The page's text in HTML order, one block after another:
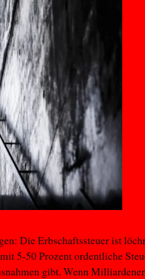
Die Erbschaftssteuer ist
5-50 Prozent ordentliche
gibt. Wenn